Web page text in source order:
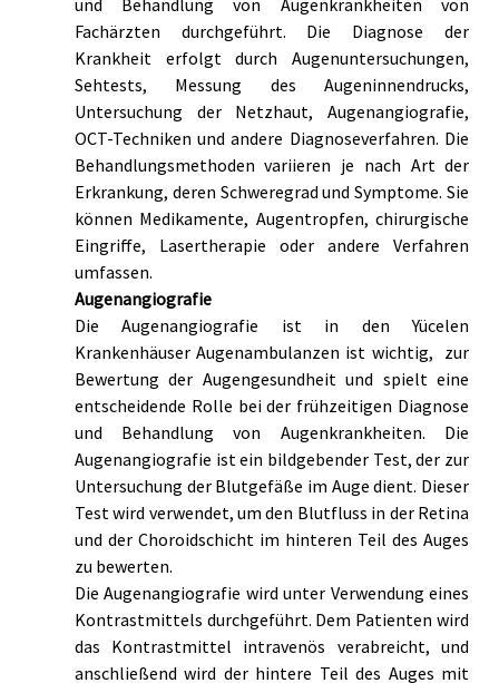
und Behandlung von Augenkrankheiten von
Fachärzten durchgeführt. Die Diagnose der
Krankheit erfolgt durch Augenuntersuchungen,
Sehtests, Messung des Augeninnendrucks,
Untersuchung der Netzhaut, Augenangiografie,
OCT-Techniken und andere Diagnoseverfahren. Die
Behandlungsmethoden variieren je nach Art der
Erkrankung, deren Schweregrad und Symptome. Sie
können Medikamente, Augentropfen, chirurgische
Eingriffe, Lasertherapie oder andere Verfahren
umfassen.
Augenangiografie
Die Augenangiografie ist in den Yücelen
Krankenhäuser Augenambulanzen ist wichtig,  zur
Bewertung der Augengesundheit und spielt eine
entscheidende Rolle bei der frühzeitigen Diagnose
und Behandlung von Augenkrankheiten. Die
Augenangiografie ist ein bildgebender Test, der zur
Untersuchung der Blutgefäße im Auge dient. Dieser
Test wird verwendet, um den Blutfluss in der Retina
und der Choroidschicht im hinteren Teil des Auges
zu bewerten.
Die Augenangiografie wird unter Verwendung eines
Kontrastmittels durchgeführt. Dem Patienten wird
das Kontrastmittel intravenös verabreicht, und
anschließend wird der hintere Teil des Auges mit